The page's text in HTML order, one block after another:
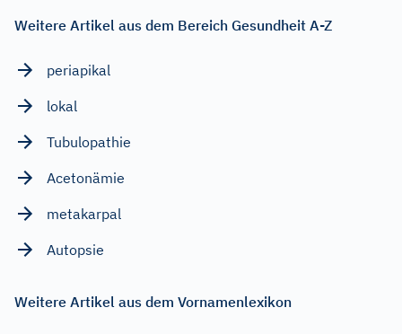
Weitere Artikel aus dem Bereich Gesundheit A-Z
periapikal
lokal
Tubulopathie
Acetonämie
metakarpal
Autopsie
Weitere Artikel aus dem Vornamenlexikon